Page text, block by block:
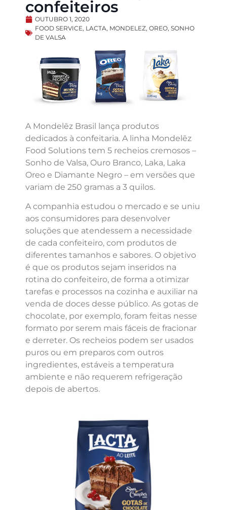
confeiteiros
OUTUBRO 1, 2020
FOOD SERVICE, LACTA, MONDELEZ, OREO, SONHO
DE VALSA
A Mondelēz Brasil lança produtos
dedicados à confeitaria. A linha Mondelēz
Food Solutions tem 5 recheios cremosos –
Sonho de Valsa, Ouro Branco, Laka, Laka
Oreo e Diamante Negro – em versões que
variam de 250 gramas a 3 quilos.
A companhia estudou o mercado e se uniu
aos consumidores para desenvolver
soluções que atendessem a necessidade
de cada confeiteiro, com produtos de
diferentes tamanhos e sabores. O objetivo
é que os produtos sejam inseridos na
rotina do confeiteiro, de forma a otimizar
tarefas e processos na cozinha e auxiliar na
venda de doces desse público. As gotas de
chocolate, por exemplo, foram feitas nesse
formato por serem mais fáceis de fracionar
e derreter. Os recheios podem ser usados
puros ou em preparos com outros
ingredientes, estáveis a temperatura
ambiente e não requerem refrigeração
depois de abertos.